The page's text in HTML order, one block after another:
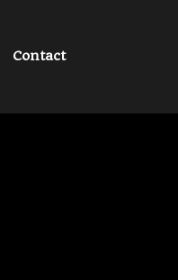
Contact